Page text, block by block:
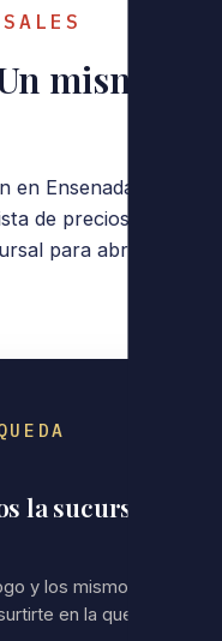
mismo
Ensenada, Baja
de precios bajos,
para abrir la
la sucursal
y los mismos
en la que te